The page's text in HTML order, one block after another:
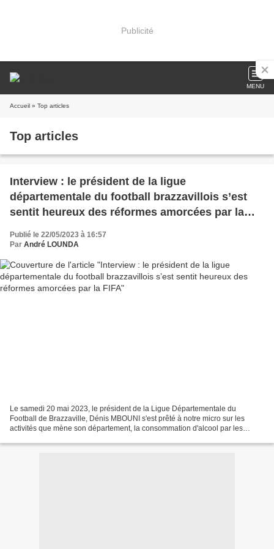
Publicité
MENU
Accueil » Top articles
Top articles
Interview : le président de la ligue
départementale du football brazzavillois s’est
sentit heureux des réformes amorcées par la
FIFA
Publié le 22/05/2023 à 16:57
Par André LOUNDA
Le samedi 20 mai 2023, le président de la Ligue Départementale du
Football de Brazzaville, Dénis MBOUNI s'est prêté à notre micro sur les
activités que mène son département, la consommation d'alcool par les